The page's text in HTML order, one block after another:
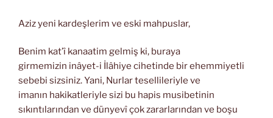
Aziz yeni kardeşlerim ve eski mahpuslar,
Benim kat’î kanaatim gelmiş ki, buraya
girmemizin inâyet-i İlâhiye cihetinde bir ehemmiyetli
sebebi sizsiniz. Yani, Nurlar tesellileriyle ve
imanın hakikatleriyle sizi bu hapis musibetinin
sıkıntılarından ve dünyevî çok zararlarından ve boşu